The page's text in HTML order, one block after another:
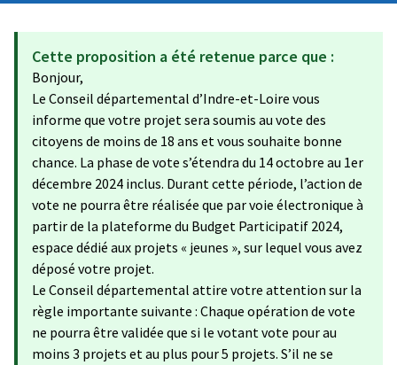
Cette proposition a été retenue parce que :
Bonjour,
Le Conseil départemental d’Indre-et-Loire vous
informe que votre projet sera soumis au vote des
citoyens de moins de 18 ans et vous souhaite bonne
chance. La phase de vote s’étendra du 14 octobre au 1er
décembre 2024 inclus. Durant cette période, l’action de
vote ne pourra être réalisée que par voie électronique à
partir de la plateforme du Budget Participatif 2024,
espace dédié aux projets « jeunes », sur lequel vous avez
déposé votre projet.
Le Conseil départemental attire votre attention sur la
règle importante suivante : Chaque opération de vote
ne pourra être validée que si le votant vote pour au
moins 3 projets et au plus pour 5 projets. S’il ne se